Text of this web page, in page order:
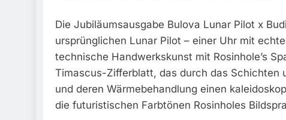
Die Jubiläumsausgabe Bulova Lunar Pilot x
ursprünglichen Lunar Pilot – einer Uhr mit
technische Handwerkskunst mit Rosinhole’s
Timascus-Zifferblatt, das durch das Schichten
und deren Wärmebehandlung einen
die futuristischen Farbtönen Rosinholes